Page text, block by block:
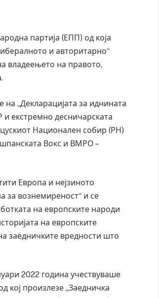
партија (ЕПП) од која
и авторитарно“
владеењето на правото,
„Декларацијата за иднината
екстремно десничарската
Национален собир (РН)
Вокс и ВМРО –
Европа и нејзиното
за вознемиреност“ и се
на европските народи
на европските
заедничките вредности што
2022 година учествуваше
кој произлезе „Заедничка